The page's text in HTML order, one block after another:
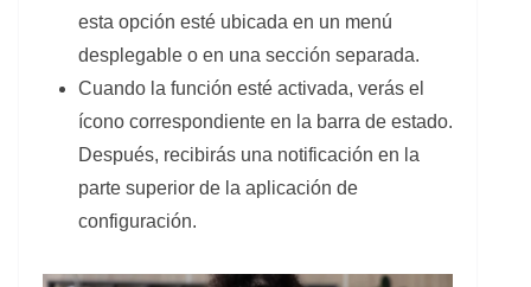
esta opción esté ubicada en un menú
desplegable o en una sección separada.
Cuando la función esté activada, verás el
ícono correspondiente en la barra de estado.
Después, recibirás una notificación en la
parte superior de la aplicación de
configuración.